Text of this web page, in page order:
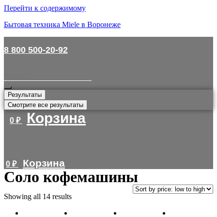
Перейти к содержимому
Бытовая техника Miele в Воронеже
8 800 500-20-92
Результаты
Смотрите все результаты
0 ₽ Корзина
0 ₽ Корзина
Соло кофемашины
Showing all 14 results